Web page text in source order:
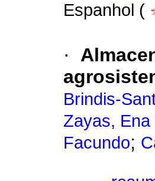
Espanhol (
·
Brindis-
Zayas, Ena
Facundo;